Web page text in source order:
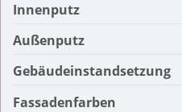
Innenputz
Außenputz
Gebäudeinstandsetzung
Fassadenfarben